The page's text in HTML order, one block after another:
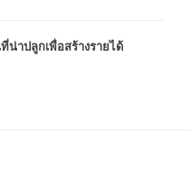
าปลูกเพื่อสร้างรายได้